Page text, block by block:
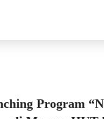
Program